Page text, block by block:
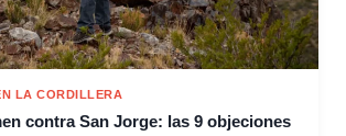
LA CORDILLERA
contra San Jorge: las 9 objeciones